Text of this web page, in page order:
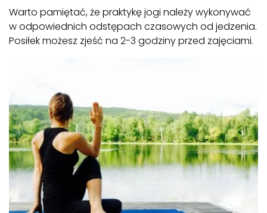
Warto pamiętać, że praktykę jogi należy wykonywać
w odpowiednich odstępach czasowych od jedzenia.
Posiłek możesz zjeść na 2-3 godziny przed zajęciami.